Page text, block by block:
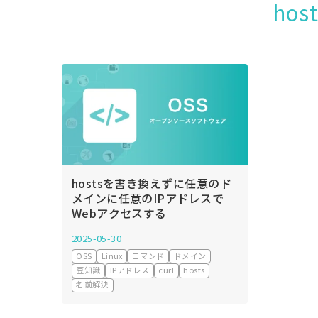
hostsを書き換えずに任意のド
メインに任意のIPアドレスで
Webアクセスする
2025-05-30
OSS Linux コマンド
ドメイン
豆知識
IPアドレス curl
hosts
名前解決